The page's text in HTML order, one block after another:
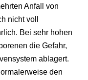
Anfall von
nicht voll
Bei sehr hohen
die Gefahr,
ablagert.
den